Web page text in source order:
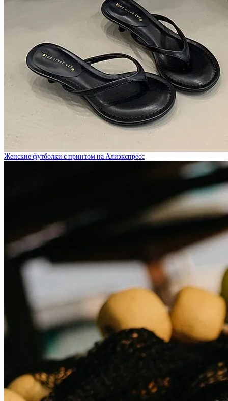
Женские футболки с принтом на Алиэкспресс